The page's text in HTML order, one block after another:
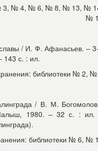
№ 3, № 4, № 6, № 8, № 13, №
№
/ И. Ф. Афанасьев. –
с. : ил.
библиотеки № 2,
/ В. М.
1980. – 32 с. : ил.
библиотеки № 6, №